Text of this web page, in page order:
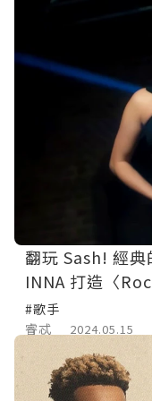
翻玩 Sash! 經
INNA 打造〈
#歌手
睿忒
2024.05.15